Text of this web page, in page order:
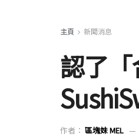
主頁 新聞消息
認了「
作者： 區塊妹 MEL